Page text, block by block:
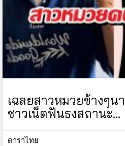
เฉลยสาวหมวยข้างๆน
ชาวเน็ตฟันธงสถานะ...
ดาราไทย